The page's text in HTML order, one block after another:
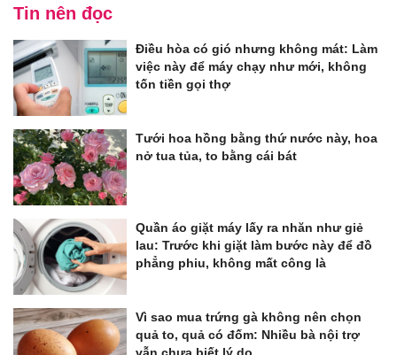
Tin nên đọc
Điều hòa có gió nhưng không mát: Làm
việc này để máy chạy như mới, không
tốn tiền gọi thợ
Tưới hoa hồng bằng thứ nước này, hoa
nở tua tủa, to bằng cái bát
Quần áo giặt máy lấy ra nhăn như giẻ
lau: Trước khi giặt làm bước này để đồ
phẳng phiu, không mất công là
Vì sao mua trứng gà không nên chọn
quả to, quả có đốm: Nhiều bà nội trợ